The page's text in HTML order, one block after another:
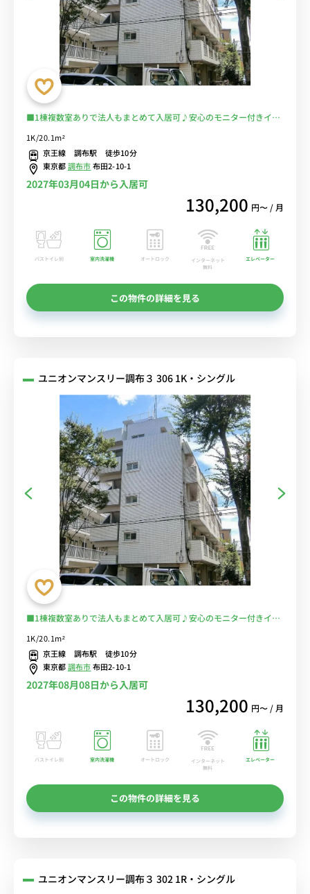
■1棟複数室ありで法人もまとめて入居可♪安心のモニター付きイン
ローテーブル付きの快適なお部屋♪京王線で新宿・橋本・京王八王子
まで乗換なし/コンビニ至近■選べるWi-Fi格安レンタル中！
1K/20.1m²
京王線 調布駅 徒歩10分
東京都調布市布田2-10-1
2027年03月04日から入居可
130,200 円〜 / 月
バストイレ別 室内洗濯機 オートロック
インターネット
無料
エレベーター
この物件の詳細を見る
ユニオンマンスリー調布３ 306 1K・シングル
■1棟複数室ありで法人もまとめて入居可♪安心のモニター付きイン
部屋♪京王線で新宿・橋本・京王八王子まで乗換なし/駅前には
PARCOや西友などショッピングモールが複数あり/コンビニ至近■選
べるWi-Fi格安レンタル中！
1K/20.1m²
京王線 調布駅 徒歩10分
東京都調布市布田2-10-1
2027年08月08日から入居可
130,200 円〜 / 月
バストイレ別 室内洗濯機 オートロック
インターネット
無料
エレベーター
この物件の詳細を見る
ユニオンマンスリー調布３ 302 1R・シングル